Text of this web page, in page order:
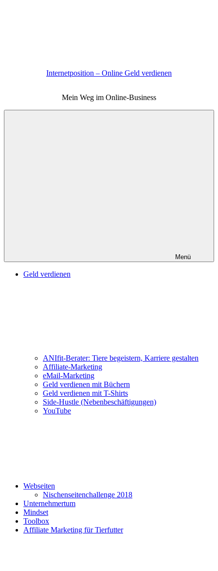
Internetposition – Online Geld verdienen
Mein Weg im Online-Business
Menü
Geld verdienen
ANIfit-Berater: Tiere begeistern, Karriere gestalten
Affiliate-Marketing
eMail-Marketing
Geld verdienen mit Büchern
Geld verdienen mit T-Shirts
Side-Hustle (Nebenbeschäftigungen)
YouTube
Webseiten
Nischenseitenchallenge 2018
Unternehmertum
Mindset
Toolbox
Affiliate Marketing für Tierfutter